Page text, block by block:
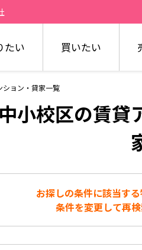
たい 買いたい
ション・貸家一覧
小校区の賃貸
お探しの条件に該当す
条件を変更して再検